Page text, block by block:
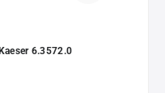
6.3572.0